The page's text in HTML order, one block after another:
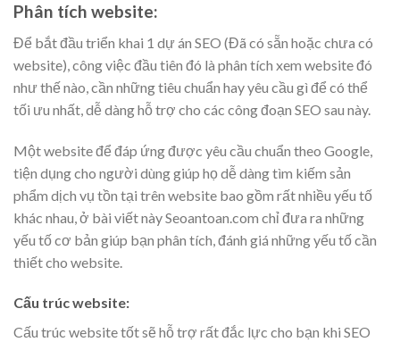
Phân tích website:
Để bắt đầu triển khai 1 dự án SEO (Đã có sẵn hoặc chưa có
website), công việc đầu tiên đó là phân tích xem website đó
như thế nào, cần những tiêu chuẩn hay yêu cầu gì để có thể
tối ưu nhất, dễ dàng hỗ trợ cho các công đoạn SEO sau này.
Một website để đáp ứng được yêu cầu chuẩn theo Google,
tiện dụng cho người dùng giúp họ dễ dàng tìm kiếm sản
phẩm dịch vụ tồn tại trên website bao gồm rất nhiều yếu tố
khác nhau, ở bài viết này Seoantoan.com chỉ đưa ra những
yếu tố cơ bản giúp bạn phân tích, đánh giá những yếu tố cần
thiết cho website.
Cấu trúc website:
Cấu trúc website tốt sẽ hỗ trợ rất đắc lực cho bạn khi SEO